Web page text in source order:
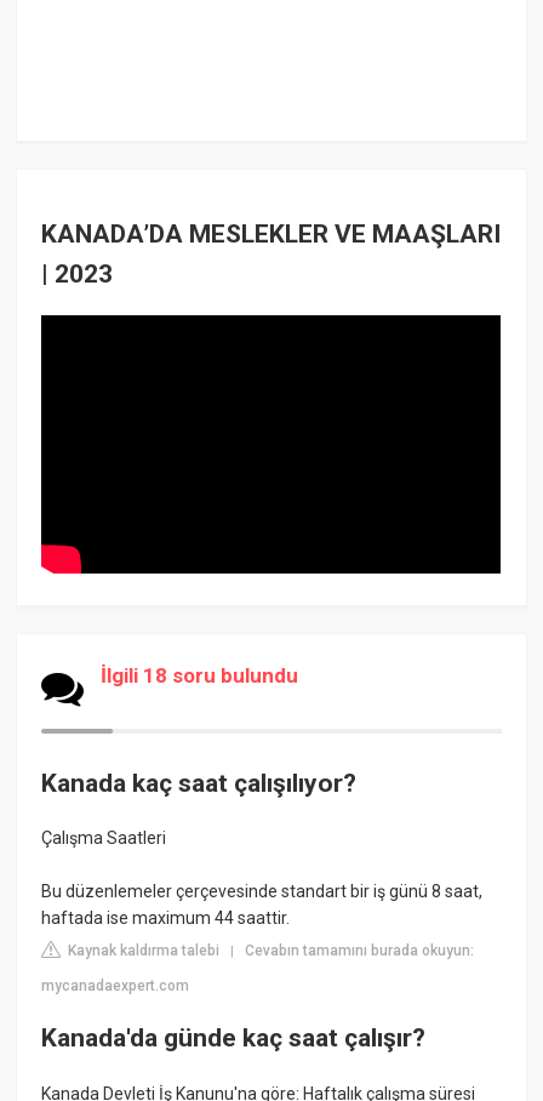
KANADA’DA MESLEKLER VE MAAŞLARI
| 2023
İlgili 18 soru bulundu
Kanada kaç saat çalışılıyor?
Çalışma Saatleri
Bu düzenlemeler çerçevesinde standart bir iş günü 8 saat,
haftada ise maximum 44 saattir.
Kaynak kaldırma talebi |Cevabın tamamını burada okuyun:
mycanadaexpert.com
Kanada'da günde kaç saat çalışır?
Kanada Devleti İş Kanunu'na göre: Haftalık çalışma süresi